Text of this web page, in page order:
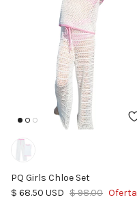
PQ Girls Chloe Set
Precio de venta
$ 68.50 USD Precio normal
$ 98.00 Oferta